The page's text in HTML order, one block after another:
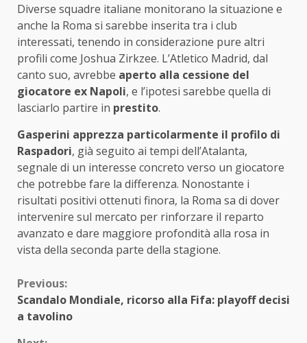
Diverse squadre italiane monitorano la situazione e
anche la Roma si sarebbe inserita tra i club
interessati, tenendo in considerazione pure altri
profili come Joshua Zirkzee. L’Atletico Madrid, dal
canto suo, avrebbe aperto alla cessione del
giocatore ex Napoli, e l’ipotesi sarebbe quella di
lasciarlo partire in prestito.
Gasperini apprezza particolarmente il profilo di
Raspadori, già seguito ai tempi dell’Atalanta,
segnale di un interesse concreto verso un giocatore
che potrebbe fare la differenza. Nonostante i
risultati positivi ottenuti finora, la Roma sa di dover
intervenire sul mercato per rinforzare il reparto
avanzato e dare maggiore profondità alla rosa in
vista della seconda parte della stagione.
Continue
Reading
Previous:
Scandalo Mondiale, ricorso alla Fifa: playoff decisi
a tavolino